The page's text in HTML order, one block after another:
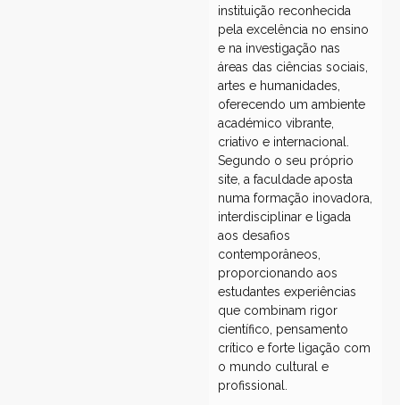
instituição reconhecida
pela excelência no ensino
e na investigação nas
áreas das ciências sociais,
artes e humanidades,
oferecendo um ambiente
académico vibrante,
criativo e internacional.
Segundo o seu próprio
site, a faculdade aposta
numa formação inovadora,
interdisciplinar e ligada
aos desafios
contemporâneos,
proporcionando aos
estudantes experiências
que combinam rigor
científico, pensamento
crítico e forte ligação com
o mundo cultural e
profissional.